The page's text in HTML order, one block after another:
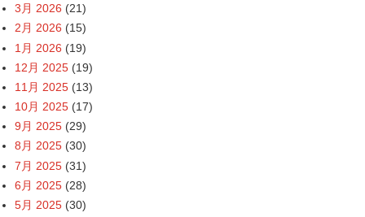
3月 2026 (21)
2月 2026 (15)
1月 2026 (19)
12月 2025 (19)
11月 2025 (13)
10月 2025 (17)
9月 2025 (29)
8月 2025 (30)
7月 2025 (31)
6月 2025 (28)
5月 2025 (30)